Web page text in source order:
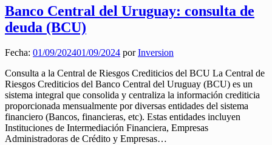
Banco Central del Uruguay: consulta de
deuda (BCU)
Fecha: 01/09/202401/09/2024 porInversion
Consulta a la Central de Riesgos Crediticios del BCU La Central de
Riesgos Crediticios del Banco Central del Uruguay (BCU) es un
sistema integral que consolida y centraliza la información crediticia
proporcionada mensualmente por diversas entidades del sistema
financiero (Bancos, financieras, etc). Estas entidades incluyen
Instituciones de Intermediación Financiera, Empresas
Administradoras de Crédito y Empresas…